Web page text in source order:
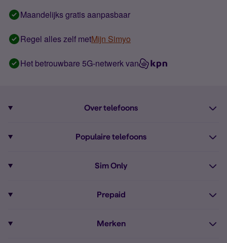
Maandelijks gratis aanpasbaar
Regel alles zelf metMijn Simyo
Het betrouwbare 5G-netwerk van
Over telefoons
Alle telefoons
Populaire telefoons
iPhone 16
Sim Only
Onbeperkt bellen
Prepaid
Merken